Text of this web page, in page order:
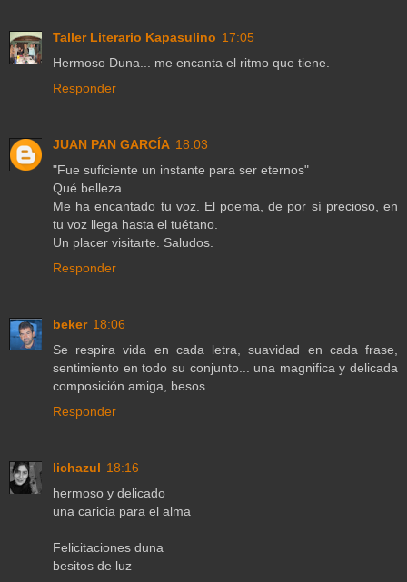
Taller Literario Kapasulino 17:05
Hermoso Duna... me encanta el ritmo que tiene.
Responder
JUAN PAN GARCÍA 18:03
"Fue suficiente un instante para ser eternos"
Qué belleza.
Me ha encantado tu voz. El poema, de por sí precioso, en
tu voz llega hasta el tuétano.
Un placer visitarte. Saludos.
Responder
beker 18:06
Se respira vida en cada letra, suavidad en cada frase,
sentimiento en todo su conjunto... una magnifica y delicada
composición amiga, besos
Responder
lichazul 18:16
hermoso y delicado
una caricia para el alma
Felicitaciones duna
besitos de luz